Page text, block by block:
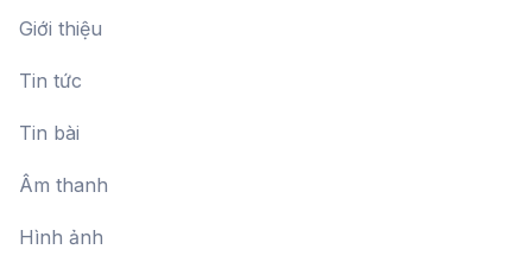
Giới thiệu
Tin tức
Tin bài
Âm thanh
Hình ảnh